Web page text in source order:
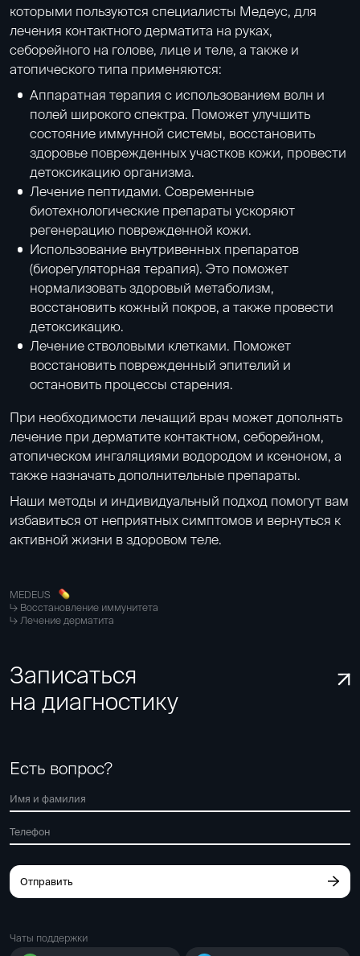
которыми пользуются специалисты Медеус, для
лечения контактного дерматита на руках,
себорейного на голове, лице и теле, а также и
атопического типа применяются:
Аппаратная терапия с использованием волн и
полей широкого спектра. Поможет улучшить
состояние иммунной системы, восстановить
здоровье поврежденных участков кожи, провести
детоксикацию организма.
Лечение пептидами. Современные
биотехнологические препараты ускоряют
регенерацию поврежденной кожи.
Использование внутривенных препаратов
(биорегуляторная терапия). Это поможет
нормализовать здоровый метаболизм,
восстановить кожный покров, а также провести
детоксикацию.
Лечение стволовыми клетками. Поможет
восстановить поврежденный эпителий и
остановить процессы старения.
При необходимости лечащий врач может дополнять
лечение при дерматите контактном, себорейном,
атопическом ингаляциями водородом и ксеноном, а
также назначать дополнительные препараты.
Наши методы и индивидуальный подход помогут вам
избавиться от неприятных симптомов и вернуться к
активной жизни в здоровом теле.
MEDEUS
Восстановление иммунитета
Лечение дерматита
Записаться
на диагностику
Есть вопрос?
Отправить
Чаты поддержки